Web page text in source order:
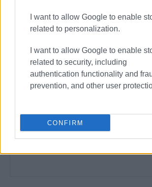
I want to allow Google to enable
related to personalization.
I want to allow Google to enable
related to security, including
authentication functionality and
prevention, and other user
CONFIRM